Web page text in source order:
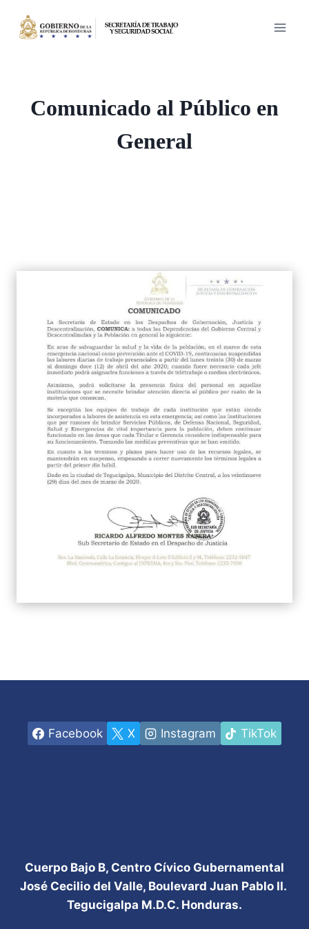
Comunicado al Público en
General
Facebook X Instagram TikTok
Cuerpo Bajo B, Centro Cívico Gubernamental
José Cecilio del Valle, Boulevard Juan Pablo II.
Tegucigalpa M.D.C. Honduras.